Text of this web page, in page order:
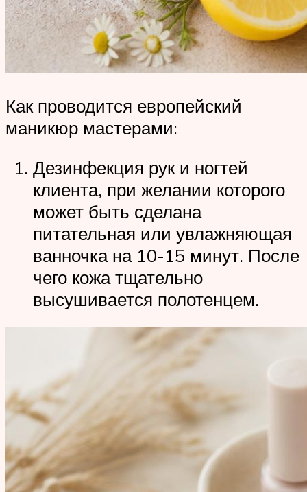
Как проводится европейский
маникюр мастерами:
Дезинфекция рук и ногтей
клиента, при желании которого
может быть сделана
питательная или увлажняющая
ванночка на 10-15 минут. После
чего кожа тщательно
высушивается полотенцем.